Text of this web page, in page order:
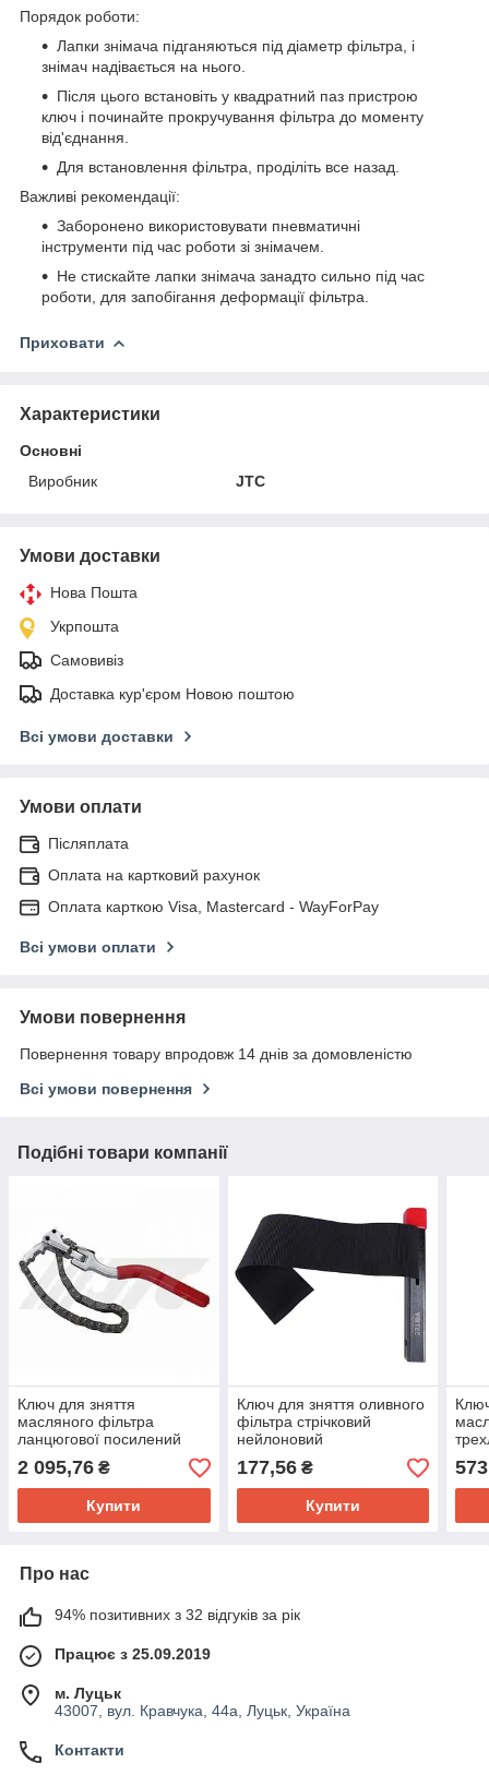
Порядок роботи:
Лапки знімача підганяються під діаметр фільтра, і
знімач надівається на нього.
Після цього встановіть у квадратний паз пристрою
ключ і починайте прокручування фільтра до моменту
від'єднання.
Для встановлення фільтра, проділіть все назад.
Важливі рекомендації:
Заборонено використовувати пневматичні
інструменти під час роботи зі знімачем.
Не стискайте лапки знімача занадто сильно під час
роботи, для запобігання деформації фільтра.
Приховати
Характеристики
Основні
Виробник
JTC
Умови доставки
Нова Пошта
Укрпошта
Самовивіз
Доставка кур'єром Новою поштою
Всі умови доставки
Умови оплати
Післяплата
Оплата на картковий рахунок
Оплата карткою Visa, Mastercard - WayForPay
Всі умови оплати
Умови повернення
Повернення товару впродовж 14 днів за домовленістю
Всі умови повернення
Подібні товари компанії
Ключ для зняття
масляного фільтра
ланцюгової посилений
60~160мм
2 095,76 ₴
Купити
Ключ для зняття оливного
фільтра стрічковий
нейлоновий
177,56₴
Купити
Про нас
94% позитивних з 32 відгуків за рік
Працює з 25.09.2019
м. Луцьк
43007, вул. Кравчука, 44а, Луцьк, Україна
Контакти